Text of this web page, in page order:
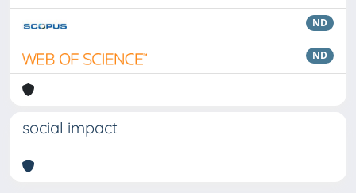
ND
ND
social impact